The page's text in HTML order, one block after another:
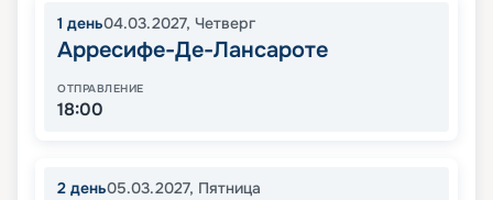
1 день04.03.2027, Четверг
Арресифе-Де-Лансароте
ОТПРАВЛЕНИЕ
18:00
2 день05.03.2027, Пятница